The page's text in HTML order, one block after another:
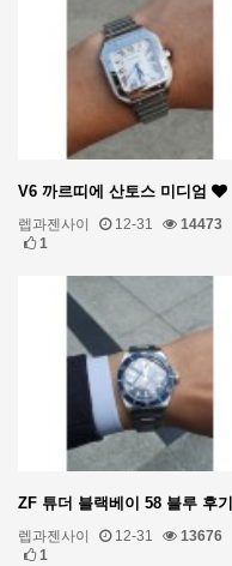
V6 까르띠에 산토스 미디엄
렙과젠사이 12-31
14473
1
ZF 튜더 블랙베이 58 블루 후기
렙과젠사이 12-31
13676
1